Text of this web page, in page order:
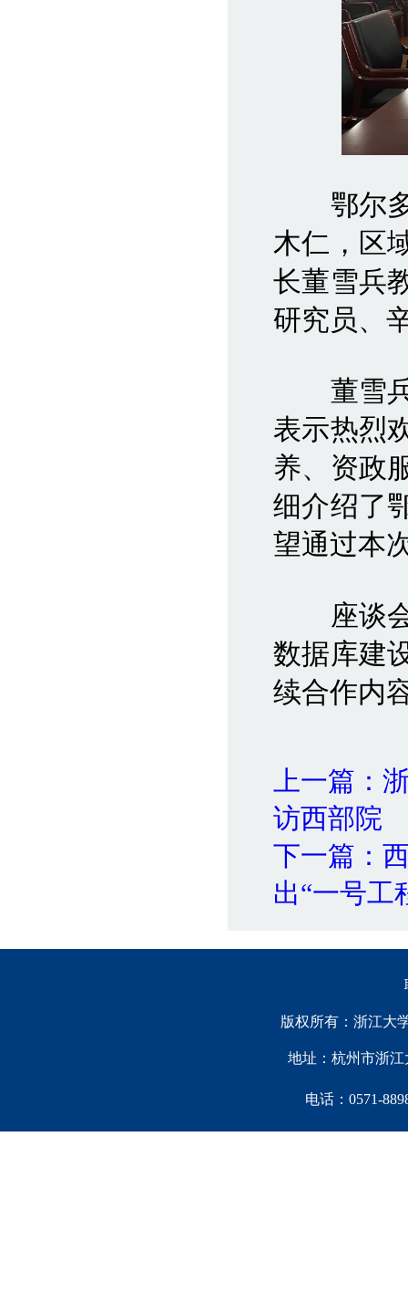
鄂尔多
木仁，区
长董雪兵
研究员、
董雪兵
表示热烈
养、资政
细介绍了
望通过本
座谈会
数据库建
续合作内
上一篇：
访西部院
下一篇：
出“一号工
版权所有：浙江大
地址：杭州市浙江
电话：0571-